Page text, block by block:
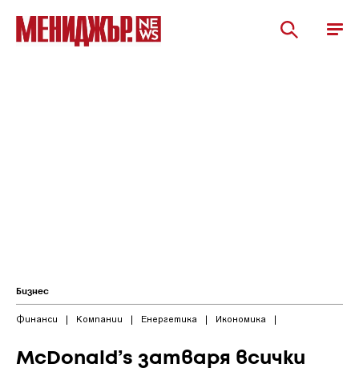
Бизнес
Финанси | Компании | Енергетика | Икономика |
McDonald’s затваря всички